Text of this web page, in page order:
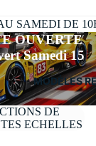
MODÈLES
SAMEDI DE
OUVERTE
Samedi 15
DE
ECHELLES